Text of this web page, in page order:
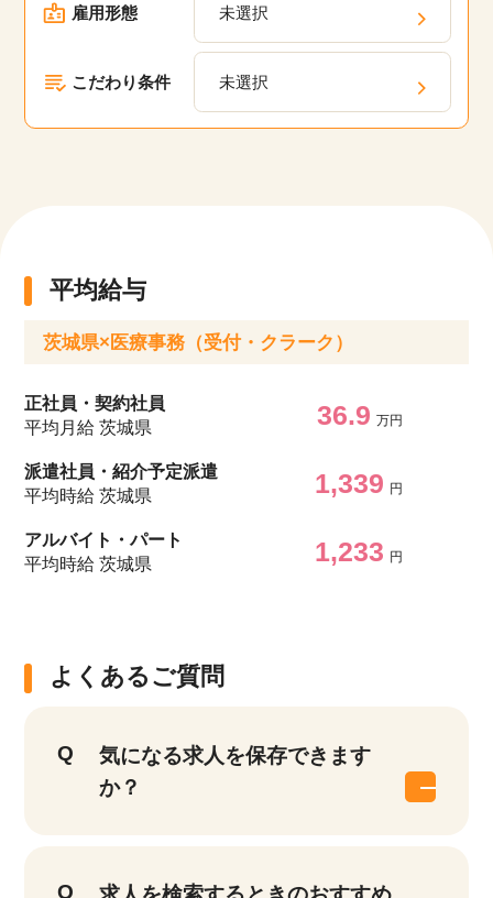
す。 雇用形態 未選択
こだわり条件 未選択
平均給与
茨城県×医療事務（受付・クラーク）
正社員・契約社員
平均月給 茨城県
36.9 万円
派遣社員・紹介予定派遣
平均時給 茨城県
1,339 円
アルバイト・パート
平均時給 茨城県
1,233 円
よくあるご質問
気になる求人を保存できます
か？